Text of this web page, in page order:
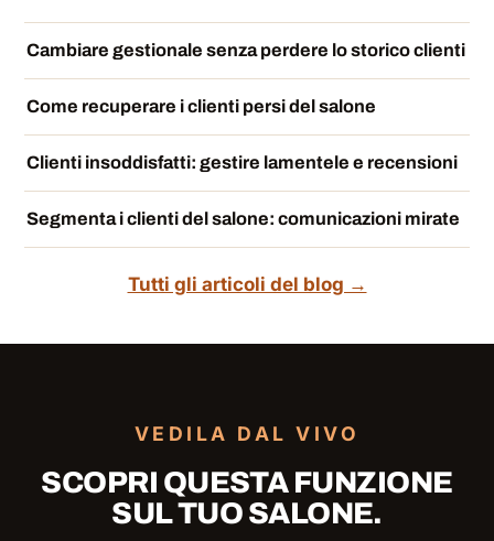
Cambiare gestionale senza perdere lo storico clienti
Come recuperare i clienti persi del salone
Clienti insoddisfatti: gestire lamentele e recensioni
Segmenta i clienti del salone: comunicazioni mirate
Tutti gli articoli del blog →
VEDILA DAL VIVO
SCOPRI QUESTA FUNZIONE
SUL TUO SALONE.